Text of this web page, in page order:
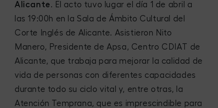
Alicante. El acto tuvo lugar el día 1 de abril a
las 19:00h en la Sala de Ámbito Cultural del
Corte Inglés de Alicante. Asistieron Nito
Manero, Presidente de Apsa, Centro CDIAT de
Alicante, que trabaja para mejorar la calidad de
vida de personas con diferentes capacidades
durante todo su ciclo vital y, entre otras, la
Atención Temprana, que es imprescindible para